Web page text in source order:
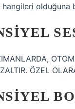
hangileri olduğuna
ÖZEL